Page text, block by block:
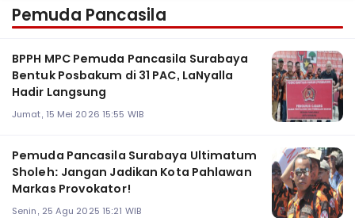
Pemuda Pancasila
BPPH MPC Pemuda Pancasila Surabaya
Bentuk Posbakum di 31 PAC, LaNyalla
Hadir Langsung
Jumat, 15 Mei 2026 15:55 WIB
Pemuda Pancasila Surabaya Ultimatum
Sholeh: Jangan Jadikan Kota Pahlawan
Markas Provokator!
Senin, 25 Agu 2025 15:21 WIB